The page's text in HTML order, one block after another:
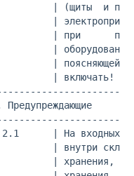
(щиты  и пульты
| при
оборудование
| поясняющей
| включать!
| На входных
| внутри
| хранения,